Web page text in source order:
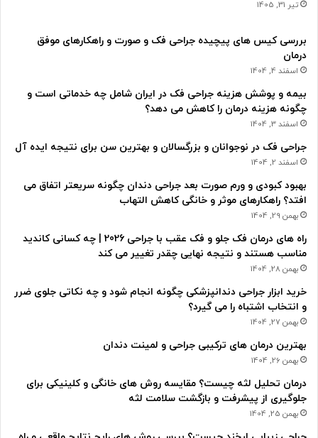
تیر 31, 1405
بررسی کیس های پیچیده جراحی فک و صورت و راهکارهای موفق
درمان
اسفند 4, 1404
بیمه و پوشش هزینه جراحی فک در ایران شامل چه خدماتی است و
چگونه هزینه درمان را کاهش می دهد؟
اسفند 3, 1404
جراحی فک در نوجوانان و بزرگسالان و بهترین سن برای نتیجه ایده آل
اسفند 2, 1404
بهبود کبودی و ورم صورت بعد جراحی دندان چگونه سریعتر اتفاق می
افتد؟ راهکارهای موثر و خانگی کاهش التهاب
بهمن 29, 1404
راه های درمان فک جلو و فک عقب با جراحی 2026 | چه کسانی کاندید
مناسب هستند و نتیجه نهایی چقدر تغییر می کند
بهمن 28, 1404
خرید ابزار جراحی دندانپزشکی چگونه انجام شود و چه نکاتی جلوی ضرر
و انتخاب اشتباه را می گیرد؟
بهمن 27, 1404
بهترین درمان های ترکیبی جراحی و لمینت دندان
بهمن 26, 1404
درمان تحلیل لثه چیست؟ مقایسه روش های خانگی و کلینیکی برای
جلوگیری از پیشرفت و بازگشت سلامت لثه
بهمن 25, 1404